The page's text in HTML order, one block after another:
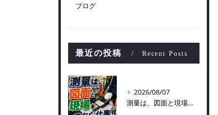
ブログ
最近の投稿 Recent Posts
2026/08/07
測量は、図面と現場をつなぐ仕事！